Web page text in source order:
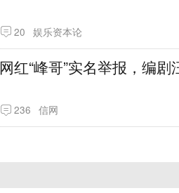
20 娱乐资本论
网红“峰哥”实名举报，编
236 信网